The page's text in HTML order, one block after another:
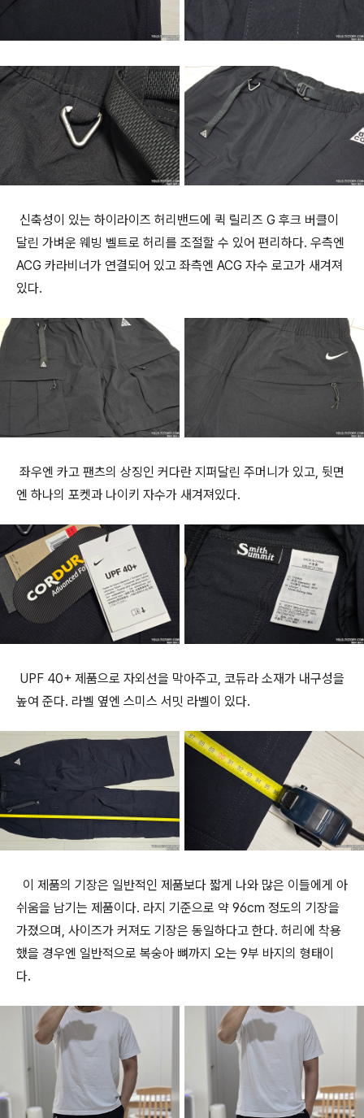
신축성이 있는 하이라이즈 허리밴드에 퀵 릴리즈 G 후크 버클이
달린 가벼운 웨빙 벨트로 허리를 조절할 수 있어 편리하다. 우측엔
ACG 카라비너가 연결되어 있고 좌측엔 ACG 자수 로고가 새겨져
있다.
좌우엔 카고 팬츠의 상징인 커다란 지퍼달린 주머니가 있고, 뒷면
엔 하나의 포켓과 나이키 자수가 새겨져있다.
UPF 40+ 제품으로 자외선을 막아주고, 코듀라 소재가 내구성을
높여 준다. 라벨 옆엔 스미스 서밋 라벨이 있다.
이 제품의 기장은 일반적인 제품보다 짧게 나와 많은 이들에게 아
쉬움을 남기는 제품이다. 라지 기준으로 약 96cm 정도의 기장을
가졌으며, 사이즈가 커져도 기장은 동일하다고 한다. 허리에 착용
했을 경우엔 일반적으로 복숭아 뼈까지 오는 9부 바지의 형태이
다.